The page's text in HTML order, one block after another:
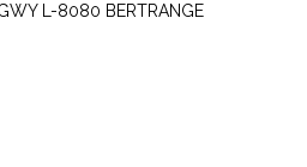
L-8080 BERTRANGE